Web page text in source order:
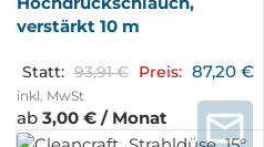
verstärkt 10 m
Statt: 93,91€ Preis: 87,20 €
inkl. MwSt
ab 3,00 € / Monat